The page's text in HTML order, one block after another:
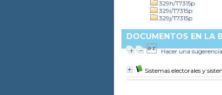
329h/T7315p
329i/T7315p
329j/T7315p
DOCUMENTOS EN LA
Hacer una sugerencia
Sistemas electorales y